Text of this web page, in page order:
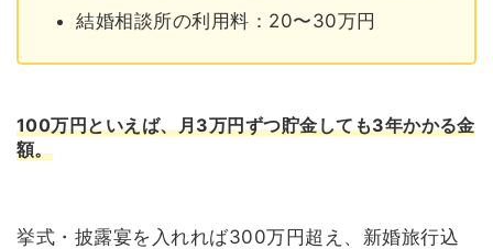
結婚相談所の利用料：20〜30万円
100万円といえば、月3万円ずつ貯金しても3年かかる金
額。
挙式・披露宴を入れれば300万円超え、新婚旅行込